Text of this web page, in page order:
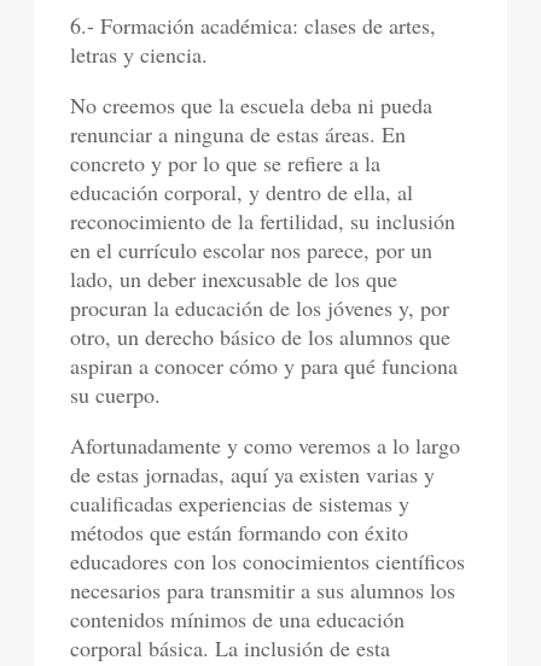
6.- Formación académica: clases de artes,
letras y ciencia.
No creemos que la escuela deba ni pueda
renunciar a ninguna de estas áreas. En
concreto y por lo que se refiere a la
educación corporal, y dentro de ella, al
reconocimiento de la fertilidad, su inclusión
en el currículo escolar nos parece, por un
lado, un deber inexcusable de los que
procuran la educación de los jóvenes y, por
otro, un derecho básico de los alumnos que
aspiran a conocer cómo y para qué funciona
su cuerpo.
Afortunadamente y como veremos a lo largo
de estas jornadas, aquí ya existen varias y
cualificadas experiencias de sistemas y
métodos que están formando con éxito
educadores con los conocimientos científicos
necesarios para transmitir a sus alumnos los
contenidos mínimos de una educación
corporal básica. La inclusión de esta